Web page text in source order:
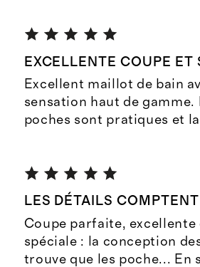
EXCELLENTE COUPE ET
Excellent maillot de bain
sensation haut de
poches sont pratiques et la
LES DÉTAILS COMPTENT
Coupe parfaite,
spéciale : la conception
trouve que les poche... En